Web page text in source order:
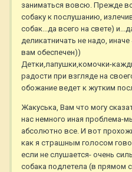
заниматься вовсю. Прежде
собаку к послушанию,
собак...да всего на свете)
деликатничать не надо,
вам обеспечен))
Детки,лапушки,комочки-
радости при взгляде на
обожание ведет к жутким
Жакуська, Вам что могу
нас немного иная проблема-
абсолютно все. И вот
как я страшным голосом
если не слушается- очень
собака подлетела (в прямом